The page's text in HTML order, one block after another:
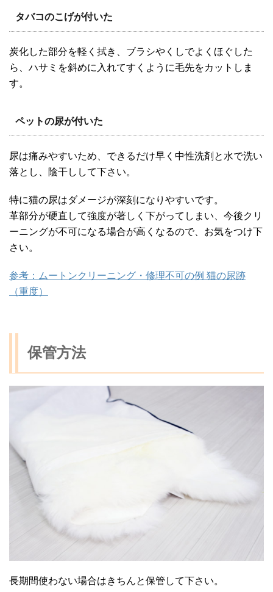
タバコのこげが付いた
炭化した部分を軽く拭き、ブラシやくしでよくほぐした
ら、ハサミを斜めに入れてすくように毛先をカットしま
す。
ペットの尿が付いた
尿は痛みやすいため、できるだけ早く中性洗剤と水で洗い
落とし、陰干しして下さい。
特に猫の尿はダメージが深刻になりやすいです。
革部分が硬直して強度が著しく下がってしまい、今後クリ
ーニングが不可になる場合が高くなるので、お気をつけ下
さい。
参考：ムートンクリーニング・修理不可の例 猫の尿跡
（重度）
保管方法
長期間使わない場合はきちんと保管して下さい。